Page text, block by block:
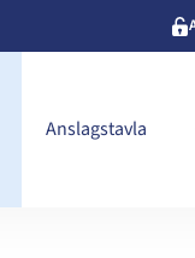
Anslagstavla